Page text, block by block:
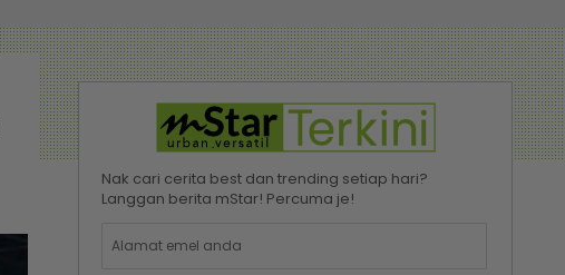
Nak cari cerita best dan trending setiap hari?
Langgan berita mStar! Percuma je!